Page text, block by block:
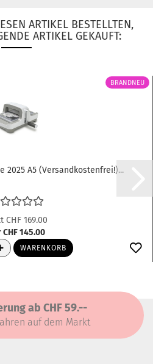
ARTIKEL BESTELLTEN,
ARTIKEL GEKAUFT:
BRANDNEU
2025 A5 (Versandkostenfrei!)...
CHF 169.00
CHF 145.00
WARENKORB
ab CHF 59.--
auf dem Markt